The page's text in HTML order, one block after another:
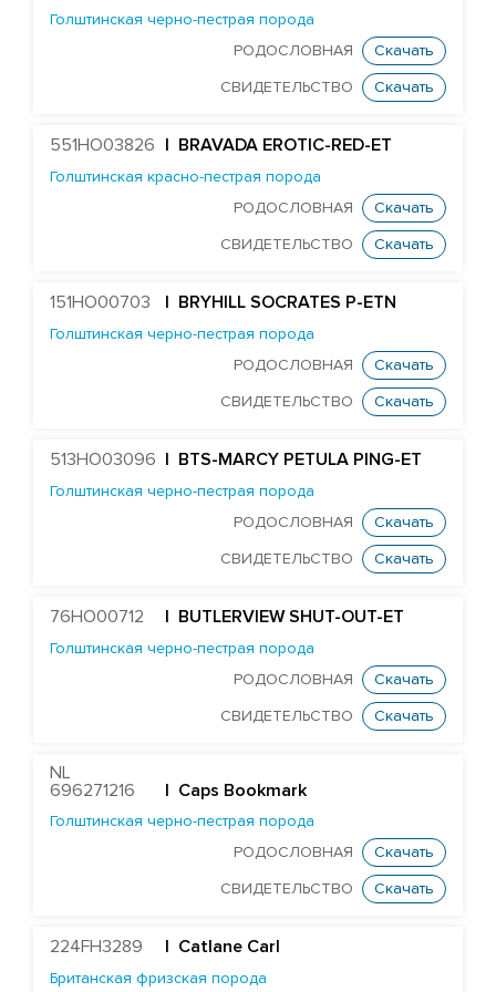
STANTONS SNOWMAN EA COLTON-ET
TJR DIRECTOR CONTROLLER-ET
EDG UNO DAREDEVIL 8369-ET
TJR DUKE DAWSON-ET
MR SUPERHERO DEDICATE-ET
MR OAK DELCO 57279-ET
Farnear Delta-Beta 241-ET
MR UNO DESIGN 1428-ET
ST GEN MT EDGE 67446-ET
STANTONS ELAPSE 6815-ET
T-GEN-AC DIXIE EXPOSURE-ET
FARNEAR-TBR-BH FLAMER-ET
EDG JABIR GAMBLER 57455-ET
EDG TANGO GASKET 57590-ET
ST GENOMICPRO GRANT-ET
FARNEAR HAMMOND-ET
Голштинская черно-пестрая порода
РОДОСЛОВНАЯ
Скачать
СВИДЕТЕЛЬСТВО Скачать
551HO03826 | BRAVADA EROTIC-RED-ET
Голштинская красно-пестрая порода
РОДОСЛОВНАЯ
Скачать
СВИДЕТЕЛЬСТВО Скачать
151HO00703 | BRYHILL SOCRATES P-ETN
Голштинская черно-пестрая порода
РОДОСЛОВНАЯ
Скачать
СВИДЕТЕЛЬСТВО Скачать
513HO03096 | BTS-MARCY PETULA PING-ET
Голштинская черно-пестрая порода
РОДОСЛОВНАЯ
Скачать
СВИДЕТЕЛЬСТВО Скачать
76HO00712 | BUTLERVIEW SHUT-OUT-ET
Голштинская черно-пестрая порода
РОДОСЛОВНАЯ
Скачать
СВИДЕТЕЛЬСТВО Скачать
NL
696271216
| Caps Bookmark
Голштинская черно-пестрая порода
РОДОСЛОВНАЯ
Скачать
СВИДЕТЕЛЬСТВО Скачать
224FH3289 | Catlane Carl
Британская фризская порода